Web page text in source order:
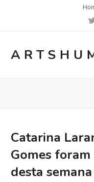
Catarina
Gomes
desta